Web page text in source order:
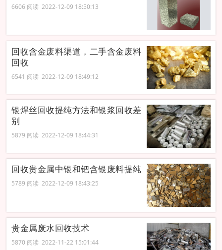
6606 阅读 2022-12-09 18:50:13
回收含金废料渠道，二手含金废料
回收
6541 阅读 2022-12-09 18:49:12
银焊丝回收提纯方法和银浆回收差
别
5879 阅读 2022-12-09 18:44:31
回收贵金属中银和钯含银废料提纯
5789 阅读 2022-12-09 18:43:25
贵金属废水回收技术
5870 阅读 2022-11-22 15:01:44